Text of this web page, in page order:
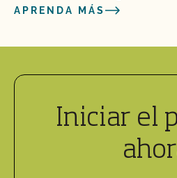
APRENDA MÁS
Iniciar el